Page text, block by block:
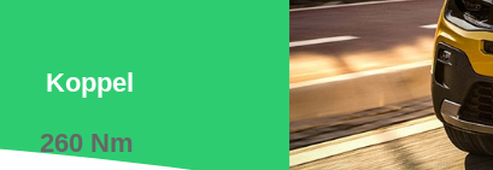
Koppel
260 Nm